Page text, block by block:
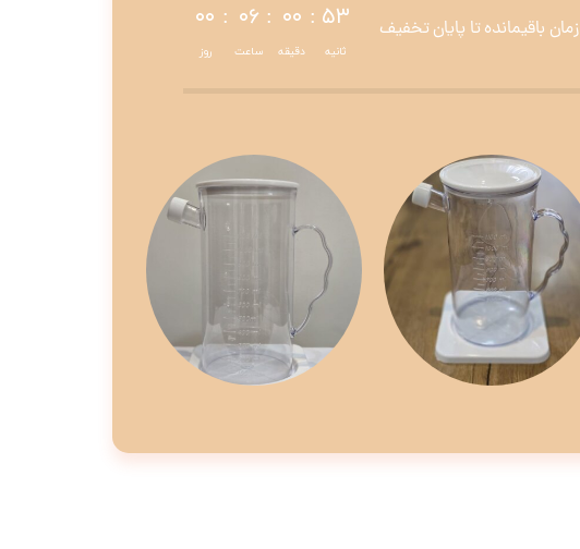
۰۰ :
روز
۰۶ :
ساعت
۰۰ :
دقیقه
۵۲
ثانیه
زمان باقیمانده تا پایان تخفیف